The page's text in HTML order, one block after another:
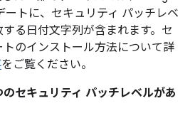
ートに、セキュリティ パッチレベ
る日付文字列が含まれます。セ
のインストール方法について詳
をご覧ください。
セキュリティ パッチレベルがあ